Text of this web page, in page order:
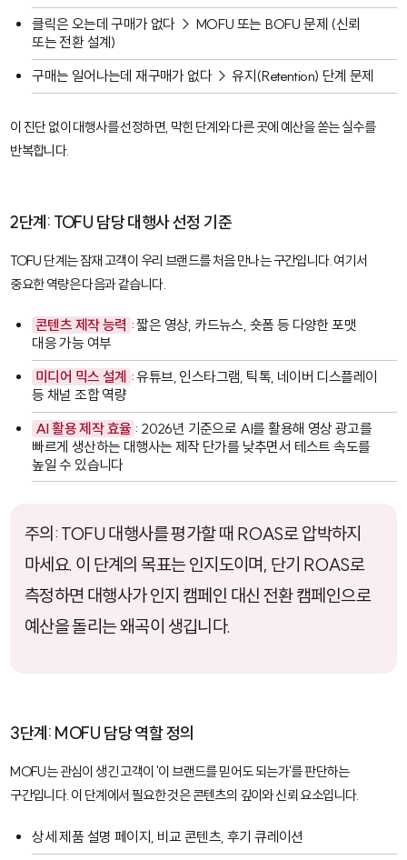
클릭은 오는데 구매가 없다 → MOFU 또는 BOFU 문제 (신뢰
또는 전환 설계)
구매는 일어나는데 재구매가 없다 → 유지(Retention) 단계 문제
이 진단 없이 대행사를 선정하면, 막힌 단계와 다른 곳에 예산을 쏟는 실수를
반복합니다.
2단계: TOFU 담당 대행사 선정 기준
TOFU 단계는 잠재 고객이 우리 브랜드를 처음 만나는 구간입니다. 여기서
중요한 역량은 다음과 같습니다.
콘텐츠 제작 능력 : 짧은 영상, 카드뉴스, 숏폼 등 다양한 포맷
대응 가능 여부
미디어 믹스 설계 : 유튜브, 인스타그램, 틱톡, 네이버 디스플레이
등 채널 조합 역량
AI 활용 제작 효율 : 2026년 기준으로 AI를 활용해 영상 광고를
빠르게 생산하는 대행사는 제작 단가를 낮추면서 테스트 속도를
높일 수 있습니다
주의: TOFU 대행사를 평가할 때 ROAS로 압박하지
마세요. 이 단계의 목표는 인지도이며, 단기 ROAS로
측정하면 대행사가 인지 캠페인 대신 전환 캠페인으로
예산을 돌리는 왜곡이 생깁니다.
3단계: MOFU 담당 역할 정의
MOFU는 관심이 생긴 고객이 '이 브랜드를 믿어도 되는가'를 판단하는
구간입니다. 이 단계에서 필요한 것은 콘텐츠의 깊이와 신뢰 요소입니다.
상세 제품 설명 페이지, 비교 콘텐츠, 후기 큐레이션